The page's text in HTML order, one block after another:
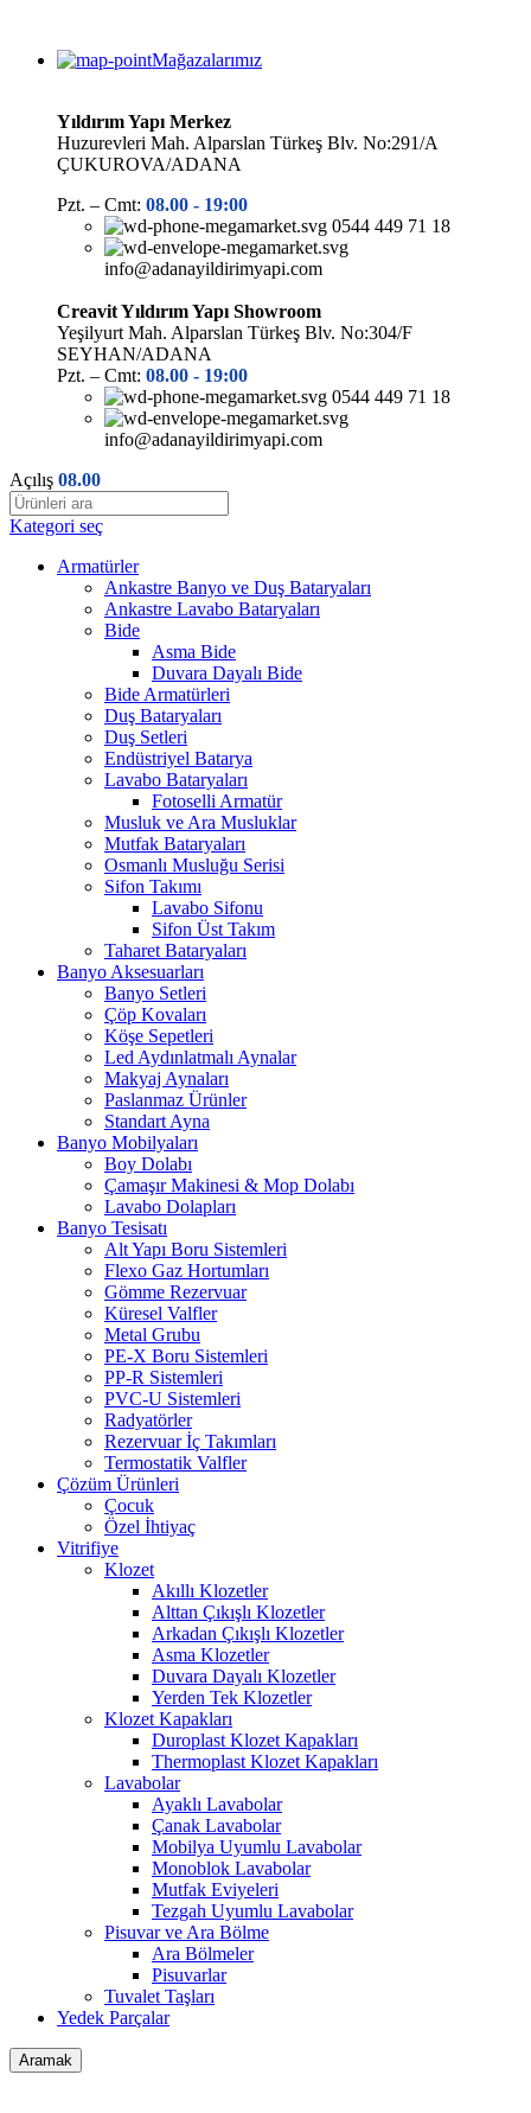
Mağazalarımız
Yıldırım Yapı Merkez
Huzurevleri Mah. Alparslan Türkeş Blv. No:291/A
ÇUKUROVA/ADANA
Pzt. – Cmt: 08.00 - 19:00
0544 449 71 18
info@adanayildirimyapi.com
Creavit Yıldırım Yapı Showroom
Yeşilyurt Mah. Alparslan Türkeş Blv. No:304/F
SEYHAN/ADANA
Pzt. – Cmt: 08.00 - 19:00
0544 449 71 18
info@adanayildirimyapi.com
Açılış 08.00
Kategori seç
Armatürler
Ankastre Banyo ve Duş Bataryaları
Ankastre Lavabo Bataryaları
Bide
Asma Bide
Duvara Dayalı Bide
Bide Armatürleri
Duş Bataryaları
Duş Setleri
Endüstriyel Batarya
Lavabo Bataryaları
Fotoselli Armatür
Musluk ve Ara Musluklar
Mutfak Bataryaları
Osmanlı Musluğu Serisi
Sifon Takımı
Lavabo Sifonu
Sifon Üst Takım
Taharet Bataryaları
Banyo Aksesuarları
Banyo Setleri
Çöp Kovaları
Köşe Sepetleri
Led Aydınlatmalı Aynalar
Makyaj Aynaları
Paslanmaz Ürünler
Standart Ayna
Banyo Mobilyaları
Boy Dolabı
Çamaşır Makinesi & Mop Dolabı
Lavabo Dolapları
Banyo Tesisatı
Alt Yapı Boru Sistemleri
Flexo Gaz Hortumları
Gömme Rezervuar
Küresel Valfler
Metal Grubu
PE-X Boru Sistemleri
PP-R Sistemleri
PVC-U Sistemleri
Radyatörler
Rezervuar İç Takımları
Termostatik Valfler
Çözüm Ürünleri
Çocuk
Özel İhtiyaç
Vitrifiye
Klozet
Akıllı Klozetler
Alttan Çıkışlı Klozetler
Arkadan Çıkışlı Klozetler
Asma Klozetler
Duvara Dayalı Klozetler
Yerden Tek Klozetler
Klozet Kapakları
Duroplast Klozet Kapakları
Thermoplast Klozet Kapakları
Lavabolar
Ayaklı Lavabolar
Çanak Lavabolar
Mobilya Uyumlu Lavabolar
Monoblok Lavabolar
Mutfak Eviyeleri
Tezgah Uyumlu Lavabolar
Pisuvar ve Ara Bölme
Ara Bölmeler
Pisuvarlar
Tuvalet Taşları
Yedek Parçalar
Aramak